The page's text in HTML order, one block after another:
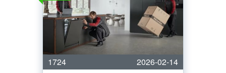
1724
2026-02-14